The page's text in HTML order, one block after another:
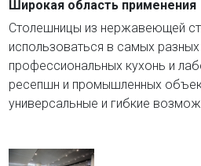
Широкая область применения
Столешницы из нержавеющей
использоваться в самых
профессиональных кухонь и
ресепшн и промышленных
универсальные и гибкие